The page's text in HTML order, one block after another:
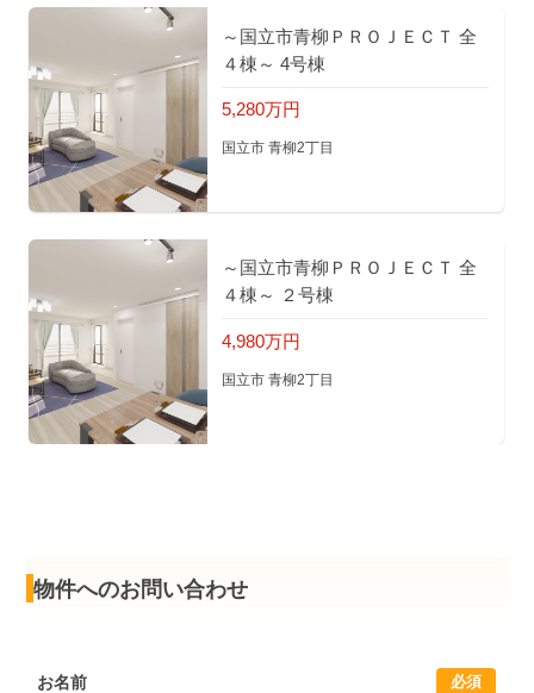
～国立市青柳ＰＲＯＪＥＣＴ 全
４棟～ 4号棟
5,280万円
国立市 青柳2丁目
～国立市青柳ＰＲＯＪＥＣＴ 全
４棟～ ２号棟
4,980万円
国立市 青柳2丁目
物件へのお問い合わせ
必須
お名前